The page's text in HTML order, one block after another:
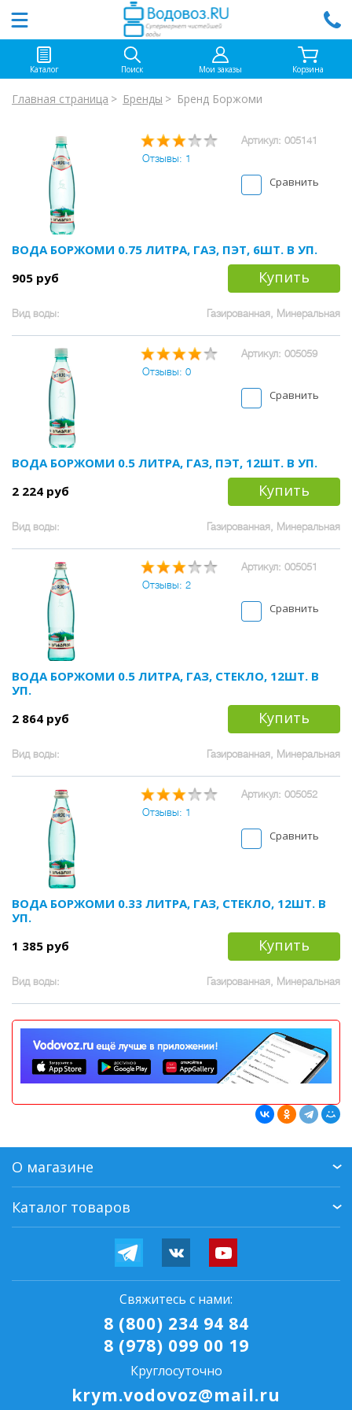
Каталог Поиск Мои заказы Корзина
Главная страница Бренды Бренд Боржоми
Артикул: 005141
Отзывы: 1
Сравнить
ВОДА БОРЖОМИ 0.75 ЛИТРА, ГАЗ, ПЭТ, 6ШТ. В УП.
905 руб
Купить
Вид воды: Газированная, Минеральная
Артикул: 005059
Отзывы: 0
Сравнить
ВОДА БОРЖОМИ 0.5 ЛИТРА, ГАЗ, ПЭТ, 12ШТ. В УП.
2 224 руб
Купить
Вид воды: Газированная, Минеральная
Артикул: 005051
Отзывы: 2
Сравнить
ВОДА БОРЖОМИ 0.5 ЛИТРА, ГАЗ, СТЕКЛО, 12ШТ. В
УП.
2 864 руб
Купить
Вид воды: Газированная, Минеральная
Артикул: 005052
Отзывы: 1
Сравнить
ВОДА БОРЖОМИ 0.33 ЛИТРА, ГАЗ, СТЕКЛО, 12ШТ. В
УП.
1 385 руб
Купить
Вид воды: Газированная, Минеральная
О магазине
Каталог товаров
Свяжитесь с нами:
8 (800) 234 94 84
8 (978) 099 00 19
Круглосуточно
krym.vodovoz@mail.ru